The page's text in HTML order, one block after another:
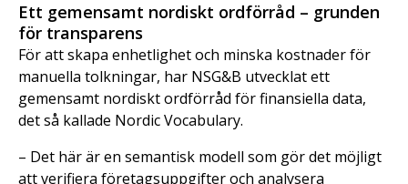
Ett gemensamt nordiskt ordförråd – grunden
för transparens
För att skapa enhetlighet och minska kostnader för
manuella tolkningar, har NSG&B utvecklat ett
gemensamt nordiskt ordförråd för finansiella data,
det så kallade Nordic Vocabulary.
– Det här är en semantisk modell som gör det möjligt
att verifiera företagsuppgifter och analysera